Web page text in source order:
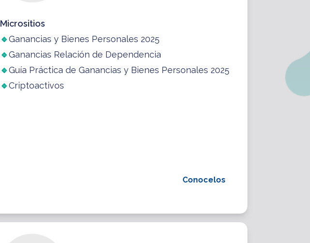
Micrositios
🔹Ganancias y Bienes Personales 2025
🔹Ganancias Relación de Dependencia
🔹Guía Práctica de Ganancias y Bienes Personales 2025
🔹Criptoactivos
Conocelos